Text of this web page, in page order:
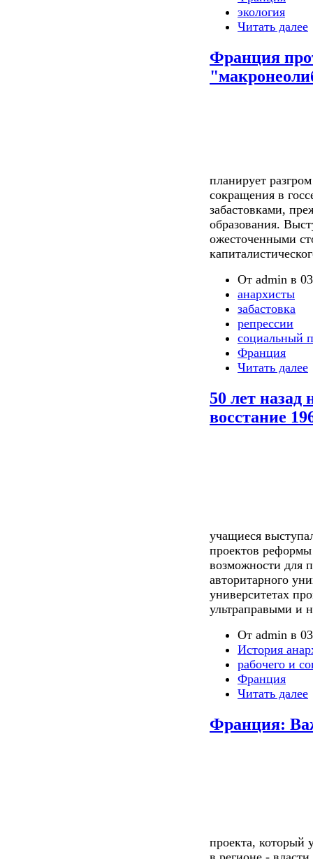
экология
Читать далее
Франция
планирует
сокращения в
забастовками,
образования.
ожесточенными
От admin в
анархисты
забастовка
репрессии
социальный
Франция
Читать далее
50 лет назад
восстание
учащиеся
проектов реформы
возможности для
авторитарного
университетах
ультраправыми и
От admin в
История
рабочего и
Франция
Читать далее
Франция:
проекта, который